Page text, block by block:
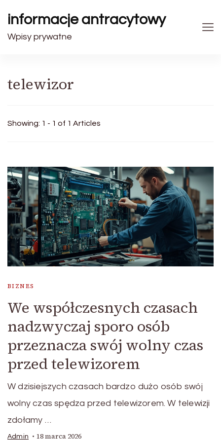
informacje antracytowy
Wpisy prywatne
telewizor
Showing: 1 - 1 of 1 Articles
BIZNES
We współczesnych czasach
nadzwyczaj sporo osób
przeznacza swój wolny czas
przed telewizorem
W dzisiejszych czasach bardzo dużo osób swój
wolny czas spędza przed telewizorem. W telewizji
zdołamy …
Admin 18 marca 2026